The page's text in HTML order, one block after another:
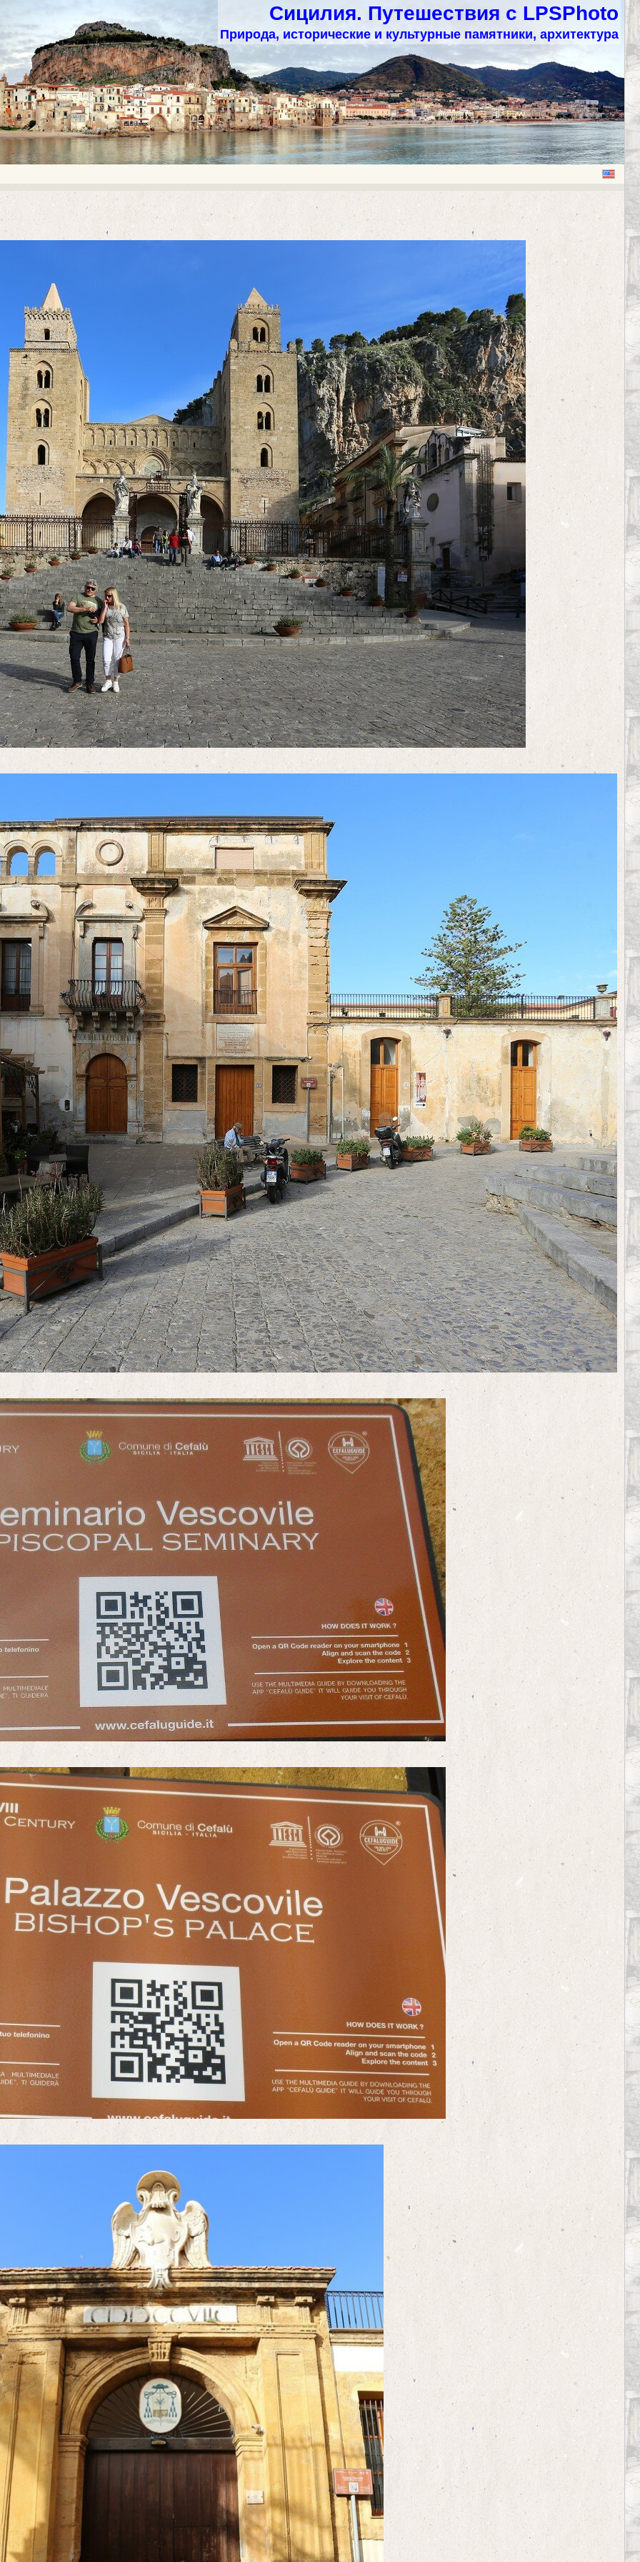
Сицилия. Путешествия с LPSPhoto
Природа, исторические и культурные памятники, архитектура